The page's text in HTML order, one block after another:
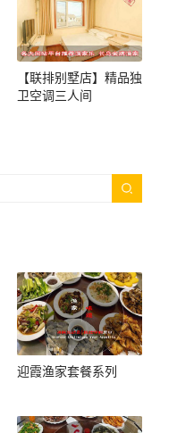
【联排别墅店】精品独
卫空调三人间
迎霞渔家套餐系列